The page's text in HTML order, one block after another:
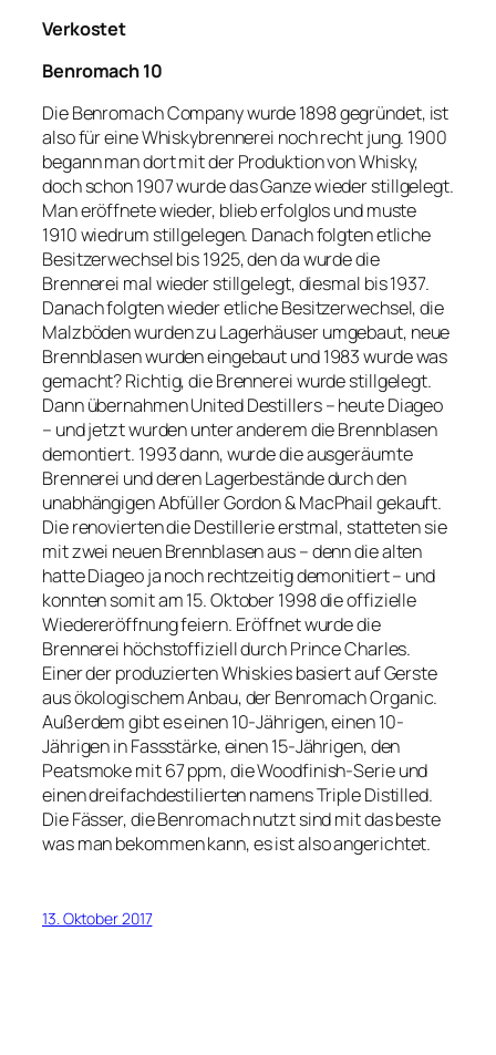
Verkostet
Benromach 10
Die Benromach Company wurde 1898 gegründet, ist
also für eine Whiskybrennerei noch recht jung. 1900
begann man dort mit der Produktion von Whisky,
doch schon 1907 wurde das Ganze wieder stillgelegt.
Man eröffnete wieder, blieb erfolglos und muste
1910 wiedrum stillgelegen. Danach folgten etliche
Besitzerwechsel bis 1925, den da wurde die
Brennerei mal wieder stillgelegt, diesmal bis 1937.
Danach folgten wieder etliche Besitzerwechsel, die
Malzböden wurden zu Lagerhäuser umgebaut, neue
Brennblasen wurden eingebaut und 1983 wurde was
gemacht? Richtig, die Brennerei wurde stillgelegt.
Dann übernahmen United Destillers – heute Diageo
– und jetzt wurden unter anderem die Brennblasen
demontiert. 1993 dann, wurde die ausgeräumte
Brennerei und deren Lagerbestände durch den
unabhängigen Abfüller Gordon & MacPhail gekauft.
Die renovierten die Destillerie erstmal, statteten sie
mit zwei neuen Brennblasen aus – denn die alten
hatte Diageo ja noch rechtzeitig demonitiert – und
konnten somit am 15. Oktober 1998 die offizielle
Wiedereröffnung feiern. Eröffnet wurde die
Brennerei höchstoffiziell durch Prince Charles.
Einer der produzierten Whiskies basiert auf Gerste
aus ökologischem Anbau, der Benromach Organic.
Außerdem gibt es einen 10-Jährigen, einen 10-
Jährigen in Fassstärke, einen 15-Jährigen, den
Peatsmoke mit 67 ppm, die Woodfinish-Serie und
einen dreifachdestilierten namens Triple Distilled.
Die Fässer, die Benromach nutzt sind mit das beste
was man bekommen kann, es ist also angerichtet.
13. Oktober 2017